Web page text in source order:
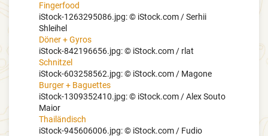
Fingerfood
iStock-1263295086.jpg:© iStock.com / Serhii
Shleihel
Döner + Gyros
iStock-842196656.jpg:© iStock.com / rlat
Schnitzel
iStock-603258562.jpg:© iStock.com / Magone
Burger + Baguettes
iStock-1309352410.jpg:© iStock.com / Alex Souto
Maior
Thailändisch
iStock-945606006.jpg:© iStock.com / Fudio